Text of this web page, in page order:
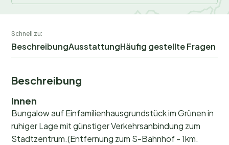
Schnell zu:
BeschreibungAusstattungHäufig gestellte Fragen
Beschreibung
Innen
Bungalow auf Einfamilienhausgrundstück im Grünen in
ruhiger Lage mit günstiger Verkehrsanbindung zum
Stadtzentrum.(Entfernung zum S-Bahnhof - 1km.